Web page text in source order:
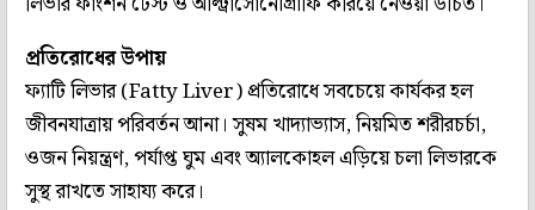
প্রতিরোধের উপায়
ফ্যাটি লিভার (Fatty Liver) প্রতিরোধে সবচেয়ে কার্যকর হল
জীবনযাত্রায় পরিবর্তন আনা। সুষম খাদ্যাভ্যাস, নিয়মিত শরীরচর্চা,
ওজন নিয়ন্ত্রণ, পর্যাপ্ত ঘুম এবং অ্যালকোহল এড়িয়ে চলা লিভারকে
সুস্থ রাখতে সাহায্য করে।